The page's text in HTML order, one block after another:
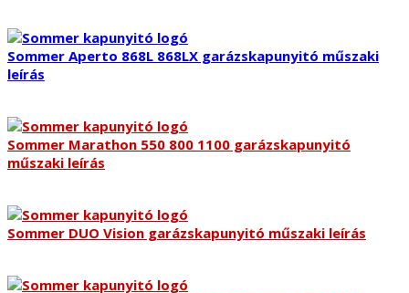
Sommer Aperto 868L 868LX garázskapunyitó műszaki
leírás
Sommer Marathon 550 800 1100 garázskapunyitó
műszaki leírás
Sommer DUO Vision garázskapunyitó műszaki leírás